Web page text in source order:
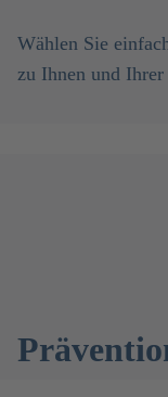
Wählen Sie
zu Ihnen und Ihrer